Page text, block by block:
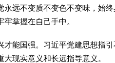
永远不变质不变色不变味，始
牢掌握在自己手中。
国强。习近平党建思想指引
大现实意义和长远指导意义。